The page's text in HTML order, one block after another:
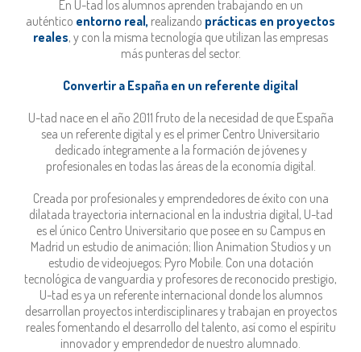
En U-tad los alumnos aprenden trabajando en un
auténtico entorno real, realizando prácticas en proyectos
reales, y con la misma tecnología que utilizan las empresas
más punteras del sector.
Convertir a España en un referente digital
U-tad nace en el año 2011 fruto de la necesidad de que España
sea un referente digital y es el primer Centro Universitario
dedicado íntegramente a la formación de jóvenes y
profesionales en todas las áreas de la economía digital.
Creada por profesionales y empren­dedores de éxito con una
dilatada trayectoria internacional en la industria digital, U-tad
es el único Centro Universitario que posee en su Campus en
Madrid un estudio de animación; Ilion Animation Studios y un
estudio de videojuegos; Pyro Mobile. Con una dotación
tecnológica de vanguardia y profesores de reconocido prestigio,
U-tad es ya un referente internacional donde los alumnos
desarrollan proyectos interdisciplinares y trabajan en proyectos
reales fomentando el desarrollo del talento, así como el espíritu
innovador y emprendedor de nuestro alumnado.